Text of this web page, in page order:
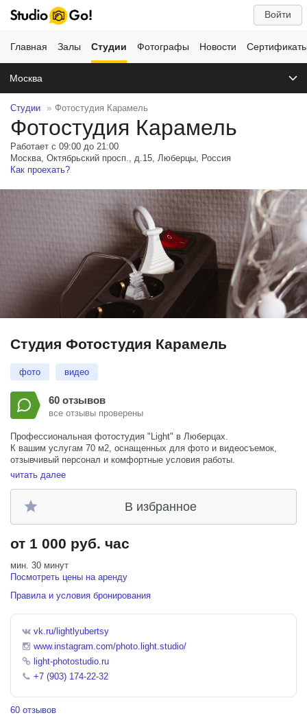
Войти
Главная Залы Студии Фотографы Новости
Москва
Студии Фотостудия Карамель
Фотостудия Карамель
Работает с 09:00 до 21:00
Москва, Октябрьский просп., д.15, Люберцы, Россия
Как проехать?
Студия Фотостудия Карамель
фото видео
60 отзывов
все отзывы проверены
Профессиональная фотостудия "Light" в Люберцах.
К вашим услугам 70 м2, оснащенных для фото и видеосъемок,
отзывчивый персонал и комфортные условия работы.
- Два удобных зала (36 м2; 34 м2)
- Флаги, гибкое зеркало, гобо, проектор
- Различные цветовые фоны и хромакей
- 15 минут пешком от м. Лермонтовский проспект/Жулебино
- Лифт
- Вход по пропускам (по паспортам)
Реквизит и все необходимое оборудование для комфортной
работы.
читать далее
В избранное
от 1 000 руб. час
мин. 30 минут
Посмотреть цены на аренду
Правила и условия бронирования
vk.ru/lightlyubertsy
www.instagram.com/photo.light.studio/
light-photostudio.ru
+7 (903) 174-22-32
60 отзывов